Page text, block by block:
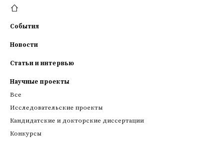
События
Новости
Статьи и интервью
Научные проекты
Все
Исследовательские проекты
Кандидатские и докторские диссертации
Конкурсы